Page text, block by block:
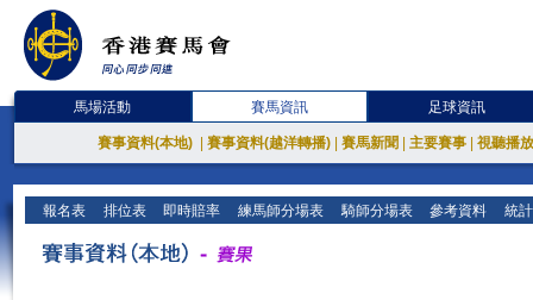
馬場活動 賽馬資訊 足球資訊
賽事資料(本地) 賽事資料(越洋轉播) 賽馬新聞 主要賽事 視聽播
報名表 排位表 即時賠率 練馬師分場表 騎師分場表 參考資料 統